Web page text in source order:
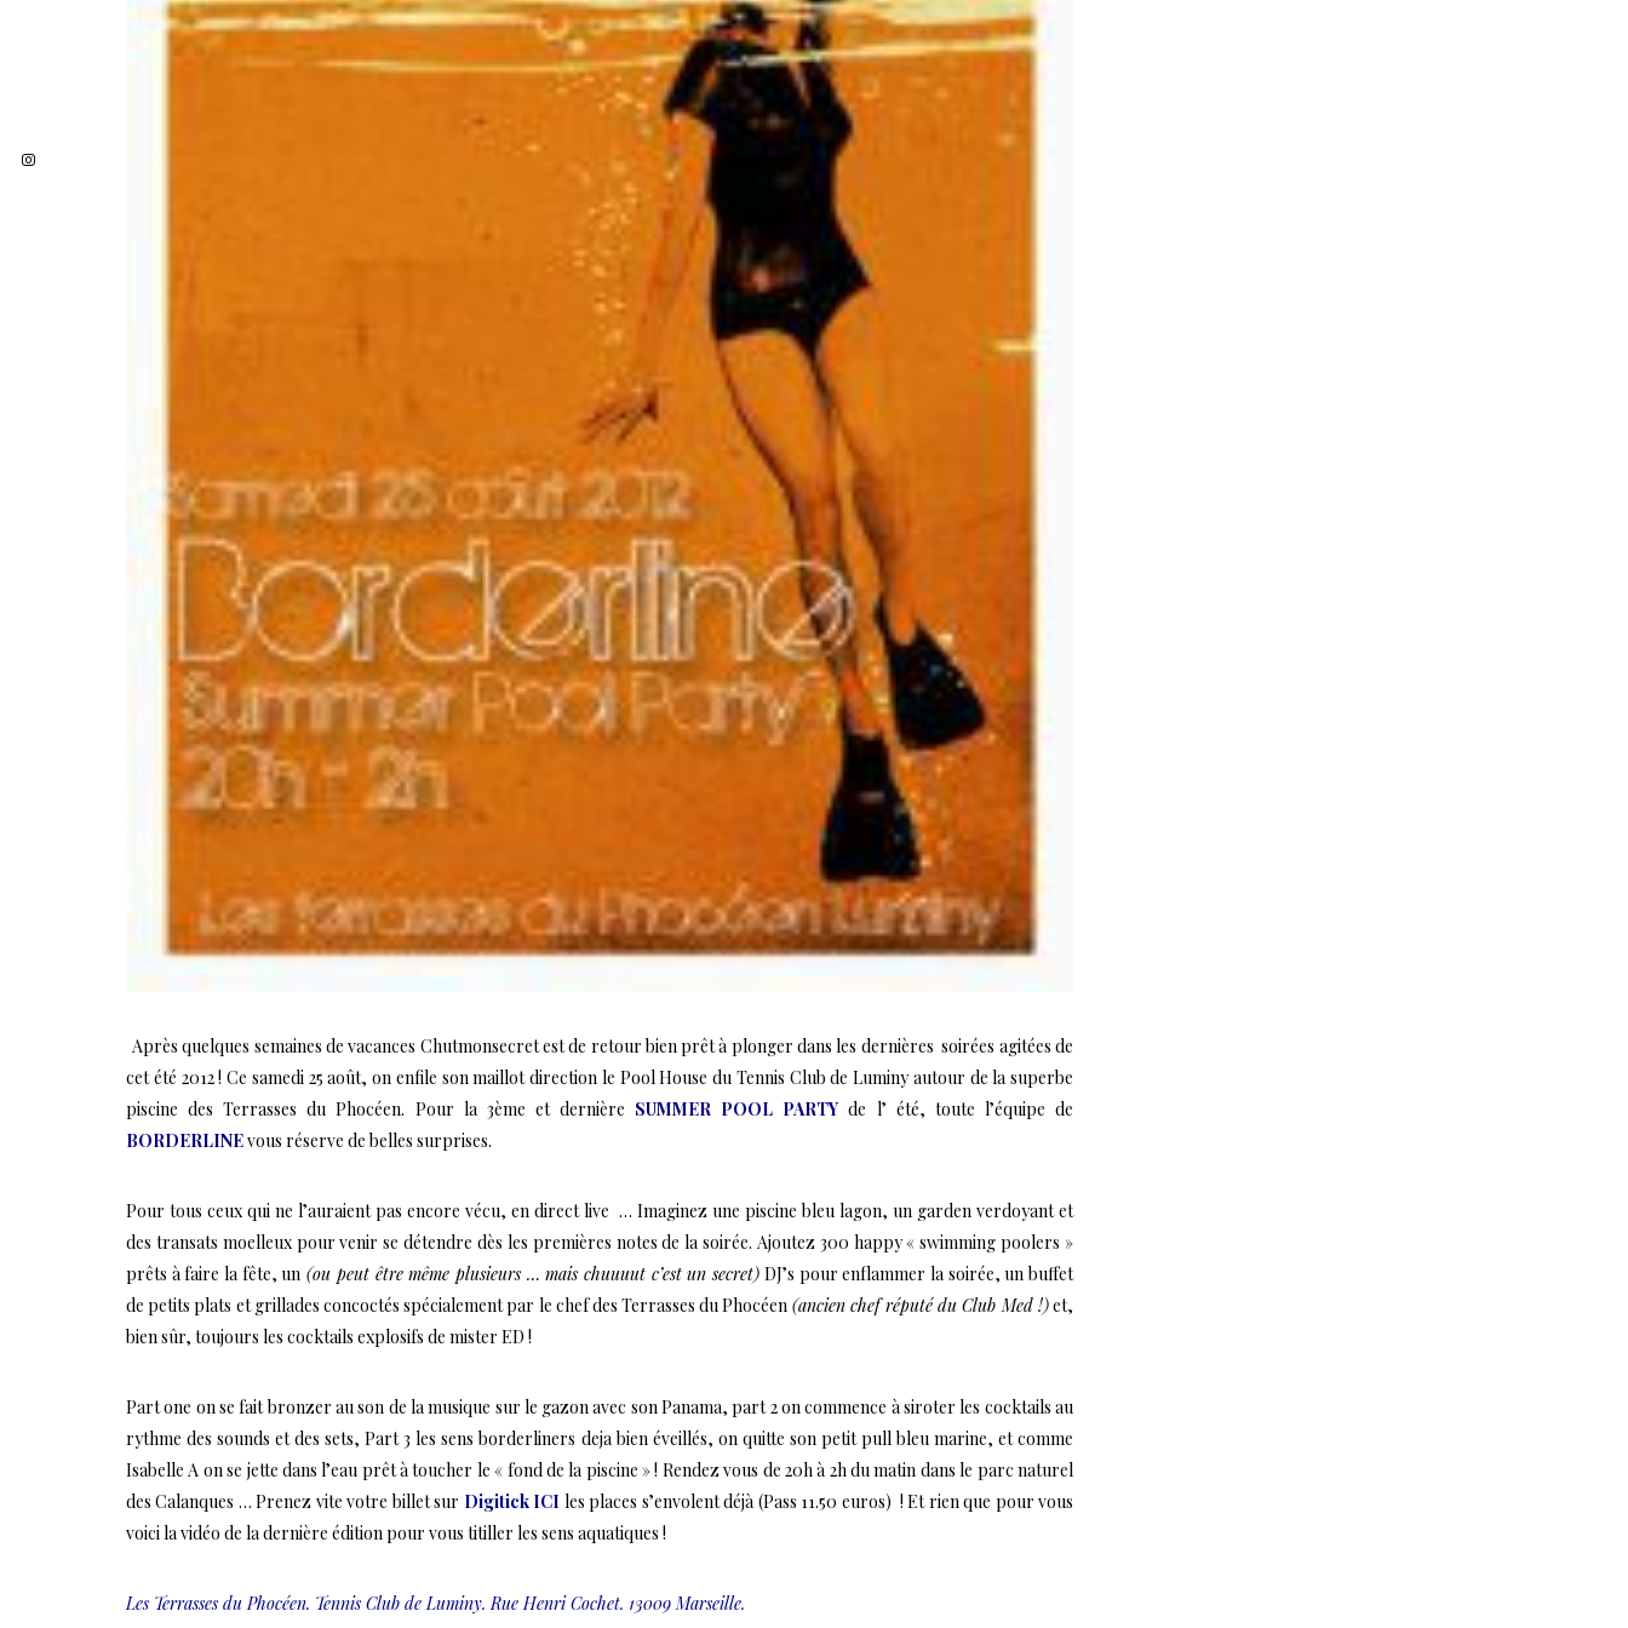
Après quelques semaines de vacances Chutmonsecret est de retour bien prêt à plonger dans les dernières soirées agitées de
cet été 2012 ! Ce samedi 25 août, on enfile son maillot direction le Pool House du Tennis Club de Luminy autour de la superbe
piscine des Terrasses du Phocéen. Pour la 3ème et dernière SUMMER POOL PARTY de l’ été, toute l’équipe de
BORDERLINEvous réserve de belles surprises.
Pour tous ceux qui ne l’auraient pas encore vécu, en direct live … Imaginez une piscine bleu lagon, un garden verdoyant et
des transats moelleux pour venir se détendre dès les premières notes de la soirée. Ajoutez 300 happy « swimming poolers »
prêts à faire la fête, un (ou peut être même plusieurs … mais chuuuut c’est un secret) DJ’s pour enflammer la soirée, un buffet
de petits plats et grillades concoctés spécialement par le chef des Terrasses du Phocéen (ancien chef réputé du Club Med !)et,
bien sûr, toujours les cocktails explosifs de mister ED !
Part one on se fait bronzer au son de la musique sur le gazon avec son Panama, part 2 on commence à siroter les cocktails au
rythme des sounds et des sets, Part 3 les sens borderliners deja bien éveillés, on quitte son petit pull bleu marine, et comme
Isabelle A on se jette dans l’eau prêt à toucher le « fond de la piscine » ! Rendez vous de 20h à 2h du matin dans le parc naturel
des Calanques … Prenez vite votre billet sur Digitick ICI les places s’envolent déjà (Pass 11.50 euros) ! Et rien que pour vous
voicila vidéo de la dernière éditionpour vous titiller les sens aquatiques !
Les Terrasses du Phocéen. Tennis Club de Luminy. Rue Henri Cochet. 13009 Marseille.